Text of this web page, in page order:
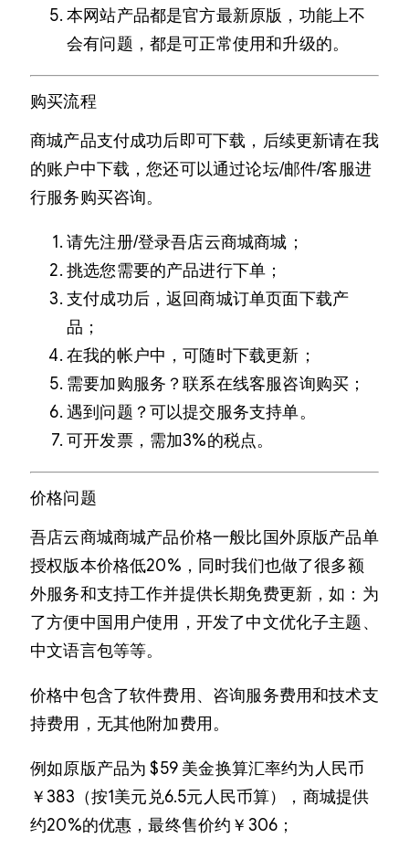
本网站产品都是官方最新原版，功能上不
会有问题，都是可正常使用和升级的。
购买流程
商城产品支付成功后即可下载，后续更新请在我
的账户中下载，您还可以通过论坛/邮件/客服进
行服务购买咨询。
请先注册/登录吾店云商城商城；
挑选您需要的产品进行下单；
支付成功后，返回商城订单页面下载产
品；
在我的帐户中，可随时下载更新；
需要加购服务？联系在线客服咨询购买；
遇到问题？可以提交服务支持单。
可开发票，需加3%的税点。
价格问题
吾店云商城商城产品价格一般比国外原版产品单
授权版本价格低20%，同时我们也做了很多额
外服务和支持工作并提供长期免费更新，如：为
了方便中国用户使用，开发了中文优化子主题、
中文语言包等等。
价格中包含了软件费用、咨询服务费用和技术支
持费用，无其他附加费用。
例如原版产品为 $59 美金换算汇率约为人民币
￥383（按1美元兑6.5元人民币算），商城提供
约20%的优惠，最终售价约￥306；